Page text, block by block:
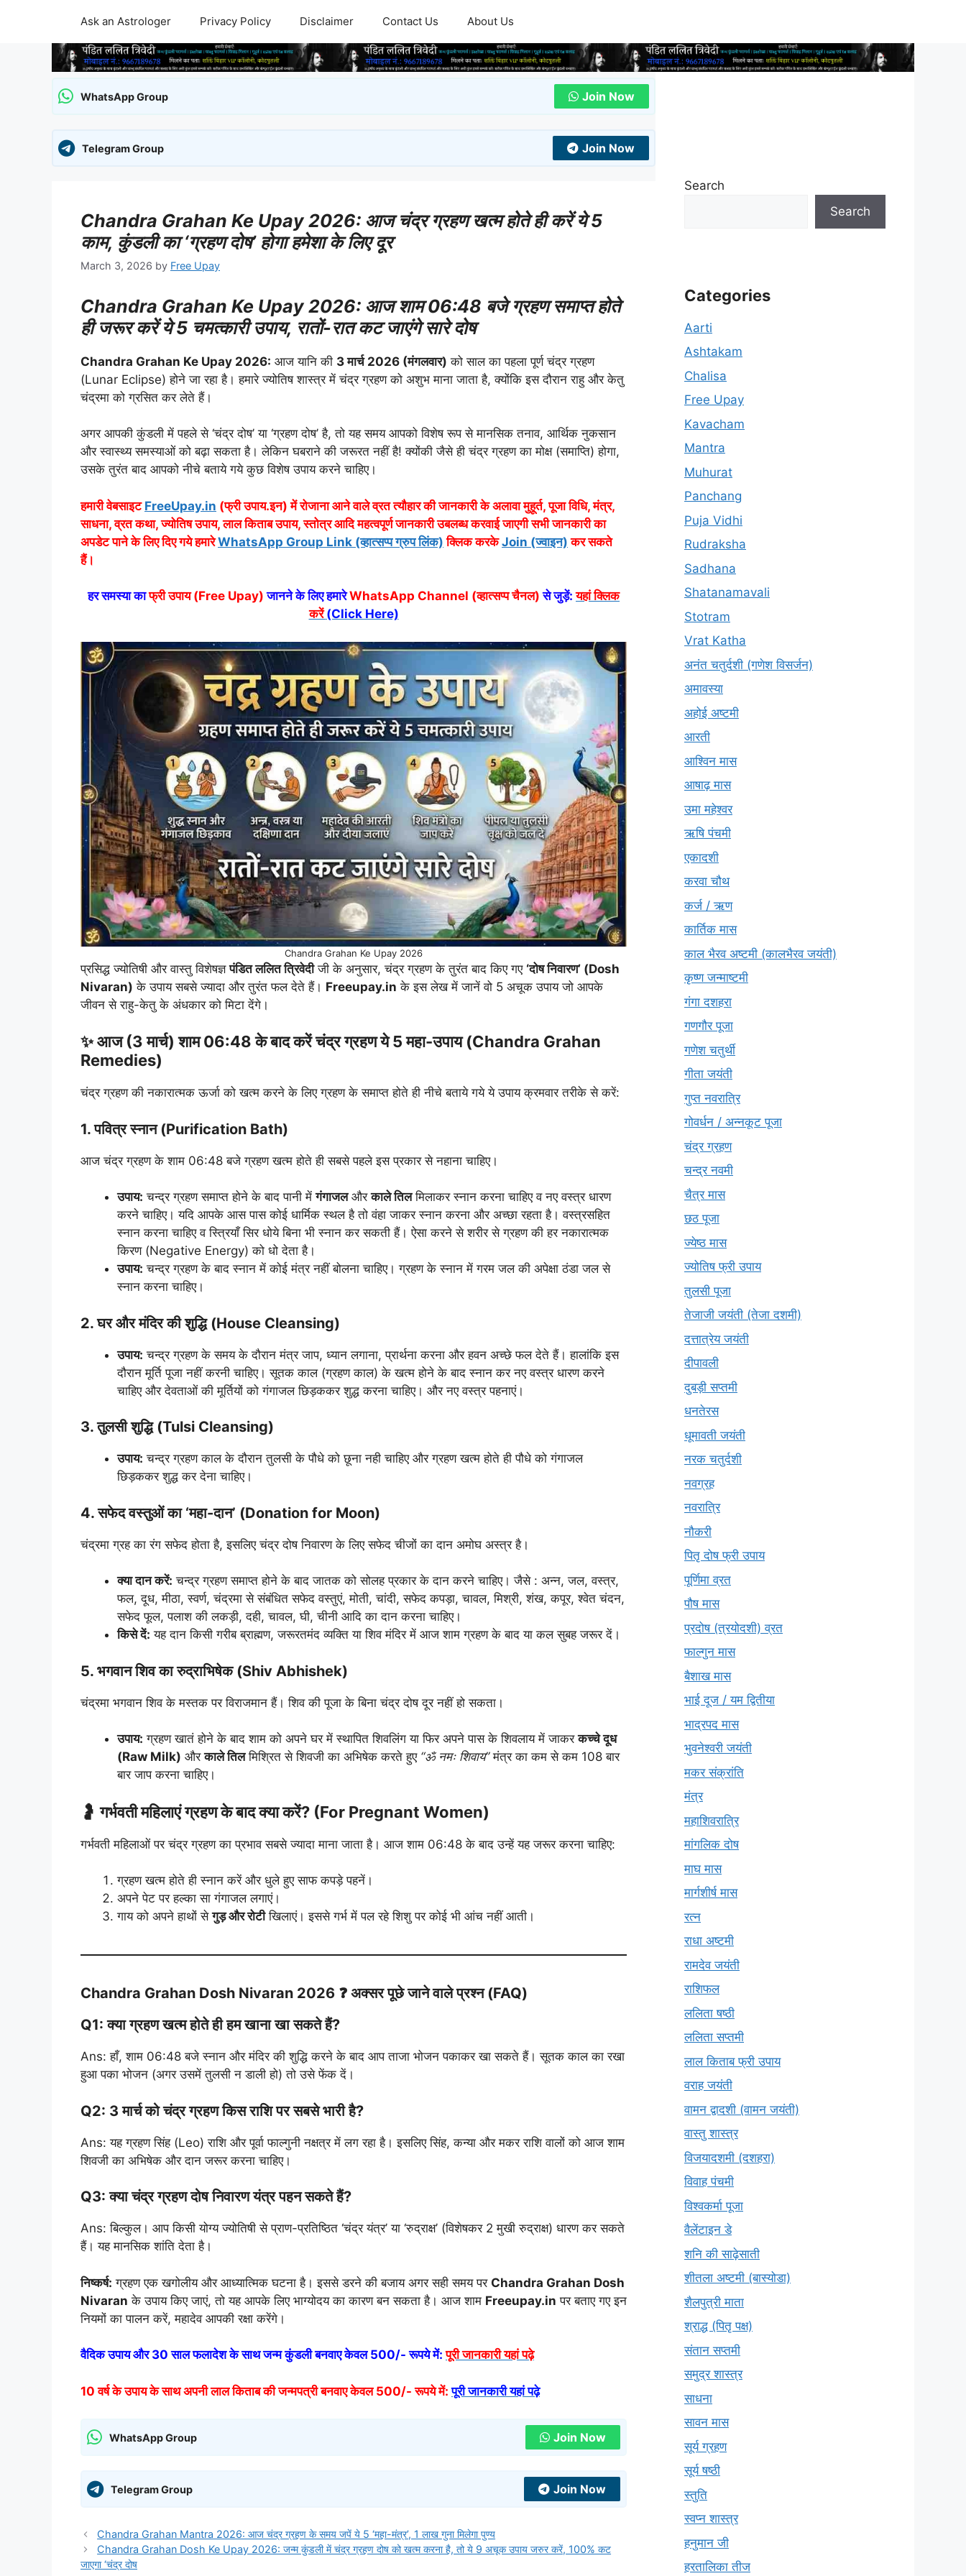
Ask an Astrologer Privacy Policy Disclaimer Contact Us About Us
WhatsApp Group Join Now
Telegram Group Join Now
Chandra Grahan Ke Upay 2026: आज चंद्र ग्रहण खत्म होते ही करें ये 5
काम, कुंडली का ‘ग्रहण दोष’ होगा हमेशा के लिए दूर
March 3, 2026 by Free Upay
Chandra Grahan Ke Upay 2026: आज शाम 06:48 बजे ग्रहण समाप्त होते
ही जरूर करें ये 5 चमत्कारी उपाय, रातों-रात कट जाएंगे सारे दोष
Chandra Grahan Ke Upay 2026: आज यानि की 3 मार्च 2026 (मंगलवार) को साल का पहला पूर्ण चंद्र ग्रहण
(Lunar Eclipse) होने जा रहा है। हमारे ज्योतिष शास्त्र में चंद्र ग्रहण को अशुभ माना जाता है, क्योंकि इस दौरान राहु और केतु
चंद्रमा को ग्रसित कर लेते हैं।
अगर आपकी कुंडली में पहले से ‘चंद्र दोष’ या ‘ग्रहण दोष’ है, तो यह समय आपको विशेष रूप से मानसिक तनाव, आर्थिक नुकसान
और स्वास्थ्य समस्याओं को बढ़ा सकता है। लेकिन घबराने की जरूरत नहीं है! क्योंकी जैसे ही चंद्र ग्रहण का मोक्ष (समाप्ति) होगा,
उसके तुरंत बाद आपको नीचे बताये गये कुछ विशेष उपाय करने चाहिए।
हमारी वेबसाइट FreeUpay.in (फ्री उपाय.इन) में रोजाना आने वाले व्रत त्यौहार की जानकारी के अलावा मुहूर्त, पूजा विधि, मंत्र,
साधना, व्रत कथा, ज्योतिष उपाय, लाल किताब उपाय, स्तोत्र आदि महत्वपूर्ण जानकारी उबलब्ध करवाई जाएगी सभी जानकारी का
अपडेट पाने के लिए दिए गये हमारेWhatsApp Group Link (व्हात्सप्प ग्रुप लिंक) क्लिक करकेJoin (ज्वाइन) कर सकते
हैं।
हर समस्या काफ्री उपाय (Free Upay) जानने के लिए हमारेWhatsApp Channel (व्हात्सप्प चैनल) से जुड़ें:यहां क्लिक
करें(Click Here)
Chandra Grahan Ke Upay 2026
प्रसिद्ध ज्योतिषी और वास्तु विशेषज्ञपंडित ललित त्रिवेदीजी के अनुसार, चंद्र ग्रहण के तुरंत बाद किए गए ‘दोष निवारण’ (Dosh
Nivaran) के उपाय सबसे ज्यादा और तुरंत फल देते हैं। Freeupay.in के इस लेख में जानें वो 5 अचूक उपाय जो आपके
जीवन से राहु-केतु के अंधकार को मिटा देंगे।
✨ आज (3 मार्च) शाम 06:48 के बाद करें चंद्र ग्रहण ये 5 महा-उपाय (Chandra Grahan
Remedies)
चंद्र ग्रहण की नकारात्मक ऊर्जा को खत्म करने के लिए ग्रहण के समाप्त होते ही नीचे बताये गये ये उपाय क्रमवार तरीके से करें:
1. पवित्र स्नान (Purification Bath)
आज चंद्र ग्रहण के शाम 06:48 बजे ग्रहण खत्म होते ही सबसे पहले इस प्रकार से नहाना चाहिए।
उपाय: चन्द्र ग्रहण समाप्त होने के बाद पानी मेंगंगाजलऔरकाले तिलमिलाकर स्नान करना चाहिए व नए वस्त्र धारण
करने चाहिए। यदि आपके आस पास कोई धार्मिक स्थल है तो वंहा जाकर स्नान करना और अच्छा रहता है। वस्त्रसहित
स्नान करना चाहिए व स्त्रियाँ सिर धोये बिना भी स्नान कर सकती हैं। ऐसा करने से शरीर से ग्रहण की हर नकारात्मक
किरण (Negative Energy) को धो देता है।
उपाय: चन्द्र ग्रहण के बाद स्नान में कोई मंत्र नहीं बोलना चाहिए। ग्रहण के स्नान में गरम जल की अपेक्षा ठंडा जल से
स्नान करना चाहिए।
2. घर और मंदिर की शुद्धि (House Cleansing)
उपाय: चन्द्र ग्रहण के समय के दौरान मंत्र जाप, ध्यान लगाना, प्रार्थना करना और हवन अच्छे फल देते हैं। हालांकि इस
दौरान मूर्ति पूजा नहीं करनी चाहिए। सूतक काल (ग्रहण काल) के खत्म होने के बाद स्नान कर नए वस्त्र धारण करने
चाहिए और देवताओं की मूर्तियों को गंगाजल छिड़ककर शुद्ध करना चाहिए। और नए वस्त्र पहनाएं।
3. तुलसी शुद्धि (Tulsi Cleansing)
उपाय: चन्द्र ग्रहण काल के दौरान तुलसी के पौधे को छूना नही चाहिए और ग्रहण खत्म होते ही पौधे को गंगाजल
छिड़ककर शुद्ध कर देना चाहिए।
4. सफेद वस्तुओं का ‘महा-दान’ (Donation for Moon)
चंद्रमा ग्रह का रंग सफेद होता है, इसलिए चंद्र दोष निवारण के लिए सफेद चीजों का दान अमोघ अस्त्र है।
क्या दान करें: चन्द्र ग्रहण समाप्त होने के बाद जातक को सोलह प्रकार के दान करने चाहिए। जैसे : अन्न, जल, वस्त्र,
फल, दूध, मीठा, स्वर्ण, चंद्रमा से संबंधित सफेद वस्तुएं, मोती, चांदी, सफेद कपड़ा, चावल, मिश्री, शंख, कपूर, श्वेत चंदन,
सफेद फूल, पलाश की लकड़ी, दही, चावल, घी, चीनी आदि का दान करना चाहिए।
किसे दें: यह दान किसी गरीब ब्राह्मण, जरूरतमंद व्यक्ति या शिव मंदिर में आज शाम ग्रहण के बाद या कल सुबह जरूर दें।
5. भगवान शिव का रुद्राभिषेक (Shiv Abhishek)
चंद्रमा भगवान शिव के मस्तक पर विराजमान हैं। शिव की पूजा के बिना चंद्र दोष दूर नहीं हो सकता।
उपाय: ग्रहण खातं होने के बाद शाम को अपने घर में स्थापित शिवलिंग या फिर अपने पास के शिवलाय में जाकरकच्चे दूध
(Raw Milk) औरकाले तिलमिश्रित से शिवजी का अभिषेक करते हुए “ॐ नमः शिवाय”मंत्र का कम से कम 108 बार
बार जाप करना चाहिए।
🤰 गर्भवती महिलाएं ग्रहण के बाद क्या करें? (For Pregnant Women)
गर्भवती महिलाओं पर चंद्र ग्रहण का प्रभाव सबसे ज्यादा माना जाता है। आज शाम 06:48 के बाद उन्हें यह जरूर करना चाहिए:
ग्रहण खत्म होते ही स्नान करें और धुले हुए साफ कपड़े पहनें।
अपने पेट पर हल्का सा गंगाजल लगाएं।
गाय को अपने हाथों सेगुड़ और रोटीखिलाएं। इससे गर्भ में पल रहे शिशु पर कोई भी आंच नहीं आती।
Chandra Grahan Dosh Nivaran 2026 ❓ अक्सर पूछे जाने वाले प्रश्न (FAQ)
Q1: क्या ग्रहण खत्म होते ही हम खाना खा सकते हैं?
Ans: हाँ, शाम 06:48 बजे स्नान और मंदिर की शुद्धि करने के बाद आप ताजा भोजन पकाकर खा सकते हैं। सूतक काल का रखा
हुआ पका भोजन (अगर उसमें तुलसी न डाली हो) तो उसे फेंक दें।
Q2: 3 मार्च को चंद्र ग्रहण किस राशि पर सबसे भारी है?
Ans: यह ग्रहण सिंह (Leo) राशि और पूर्वा फाल्गुनी नक्षत्र में लग रहा है। इसलिए सिंह, कन्या और मकर राशि वालों को आज शाम
शिवजी का अभिषेक और दान जरूर करना चाहिए।
Q3: क्या चंद्र ग्रहण दोष निवारण यंत्र पहन सकते हैं?
Ans: बिल्कुल। आप किसी योग्य ज्योतिषी से प्राण-प्रतिष्ठित ‘चंद्र यंत्र’ या ‘रुद्राक्ष’ (विशेषकर 2 मुखी रुद्राक्ष) धारण कर सकते
हैं। यह मानसिक शांति देता है।
निष्कर्ष: ग्रहण एक खगोलीय और आध्यात्मिक घटना है। इससे डरने की बजाय अगर सही समय पर Chandra Grahan Dosh
Nivaran के उपाय किए जाएं, तो यह आपके लिए भाग्योदय का कारण बन सकता है। आज शाम Freeupay.in पर बताए गए इन
नियमों का पालन करें, महादेव आपकी रक्षा करेंगे।
वैदिक उपाय और 30 साल फलादेश के साथ जन्म कुंडली बनवाए केवल 500/- रूपये में: पूरी जानकारी यहां पढ़े
10 वर्ष के उपाय के साथ अपनी लाल किताब की जन्मपत्री बनवाए केवल 500/- रूपये में: पूरी जानकारी यहां पढ़े
WhatsApp Group Join Now
Telegram Group Join Now
Chandra Grahan Mantra 2026: आज चंद्र ग्रहण के समय जपें ये 5 ‘महा-मंत्र’, 1 लाख गुना मिलेगा पुण्य
Chandra Grahan Dosh Ke Upay 2026: जन्म कुंडली में चंद्र ग्रहण दोष को खत्म करना है, तो ये 9 अचूक उपाय जरुर करें, 100% कट
जाएगा ‘चंद्र दोष
Search
Search
Categories
Aarti
Ashtakam
Chalisa
Free Upay
Kavacham
Mantra
Muhurat
Panchang
Puja Vidhi
Rudraksha
Sadhana
Shatanamavali
Stotram
Vrat Katha
अनंत चतुर्दशी (गणेश विसर्जन)
अमावस्या
अहोई अष्टमी
आरती
आश्विन मास
आषाढ़ मास
उमा महेश्वर
ऋषि पंचमी
एकादशी
करवा चौथ
कर्ज / ऋण
कार्तिक मास
काल भैरव अष्टमी (कालभैरव जयंती)
कृष्ण जन्माष्टमी
गंगा दशहरा
गणगौर पूजा
गणेश चतुर्थी
गीता जयंती
गुप्त नवरात्रि
गोवर्धन / अन्नकूट पूजा
चंद्र ग्रहण
चन्द्र नवमी
चैत्र मास
छठ पूजा
ज्येष्ठ मास
ज्योतिष फ्री उपाय
तुलसी पूजा
तेजाजी जयंती (तेजा दशमी)
दत्तात्रेय जयंती
दीपावली
दुबड़ी सप्तमी
धनतेरस
धूमावती जयंती
नरक चतुर्दशी
नवग्रह
नवरात्रि
नौकरी
पितृ दोष फ्री उपाय
पूर्णिमा व्रत
पौष मास
प्रदोष (त्रयोदशी) व्रत
फाल्गुन मास
बैशाख मास
भाई दूज / यम द्वितीया
भाद्रपद मास
भुवनेश्वरी जयंती
मकर संक्रांति
मंत्र
महाशिवरात्रि
मांगलिक दोष
माघ मास
मार्गशीर्ष मास
रत्न
राधा अष्टमी
रामदेव जयंती
राशिफल
ललिता षष्ठी
ललिता सप्तमी
लाल किताब फ्री उपाय
वराह जयंती
वामन द्वादशी (वामन जयंती)
वास्तु शास्त्र
विजयादशमी (दशहरा)
विवाह पंचमी
विश्वकर्मा पूजा
वैलेंटाइन डे
शनि की साढ़ेसाती
शीतला अष्टमी (बास्योडा)
शैलपुत्री माता
श्राद्ध (पितृ पक्ष)
संतान सप्तमी
समुद्र शास्त्र
साधना
सावन मास
सूर्य ग्रहण
सूर्य षष्ठी
स्तुति
स्वप्न शास्त्र
हनुमान जी
हरतालिका तीज